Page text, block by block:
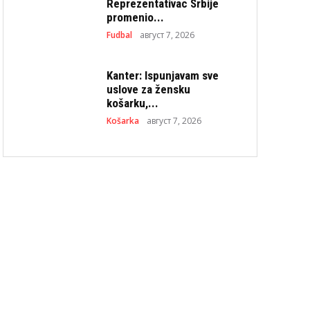
Reprezentativac Srbije
promenio...
Fudbal август 7, 2026
Kanter: Ispunjavam sve
uslove za žensku
košarku,...
Košarka август 7, 2026